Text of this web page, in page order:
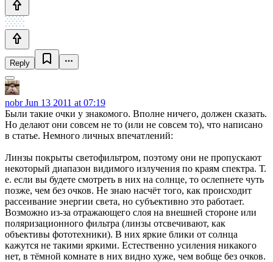
Reply
nobrJun 13 2011 at 07:19
Были такие очки у знакомого. Вполне ничего, должен сказать.
Но делают они совсем не то (или не совсем то), что написано
в статье. Немного личных впечатлений:
Линзы покрыты светофильтром, поэтому они не пропускают
некоторый диапазон видимого излучения по краям спектра. Т.
е. если вы будете смотреть в них на солнце, то ослепнете чуть
позже, чем без очков. Не знаю насчёт того, как происходит
рассеивание энергии света, но субъективно это работает.
Возможно из-за отражающего слоя на внешней стороне или
поляризационного фильтра (линзы отсвечивают, как
объективы фототехники). В них яркие блики от солнца
кажутся не такими яркими. Естественно усиления никакого
нет, в тёмной комнате в них видно хуже, чем вобще без очков.